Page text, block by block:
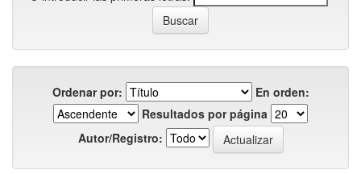
Ordenar por:
En orden:
Resultados por página
Autor/Registro: